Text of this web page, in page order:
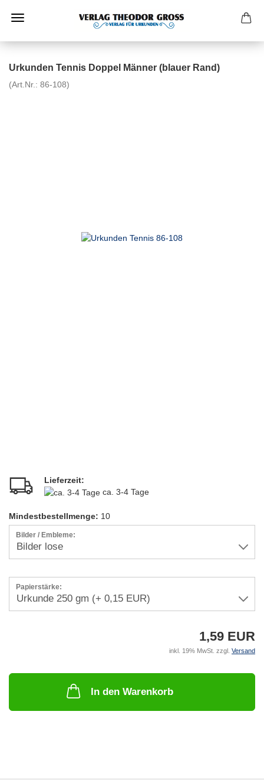
Urkunden Tennis Doppel Männer (blauer Rand)
(Art.Nr.: 86-108)
Lieferzeit:
ca. 3-4 Tage
Mindestbestellmenge: 10
Bilder / Embleme:
Papierstärke:
1,59 EUR
inkl. 19% MwSt. zzgl. Versand
In den Warenkorb